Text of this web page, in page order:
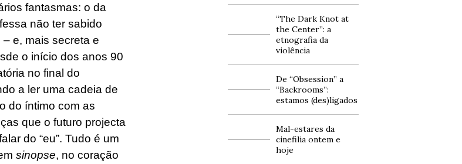
fantasmas: o da
não ter sabido
e, mais secreta e
o início dos anos 90
no final do
a ler uma cadeia de
do íntimo com as
que o futuro projecta
do “eu”. Tudo é um
sinopse, no coração
“The Dark Knot at
the Center”: a
etnografia da
violência
De “Obsession” a
“Backrooms”:
estamos (des)ligados
Mal-estares da
cinefilia ontem e
hoje